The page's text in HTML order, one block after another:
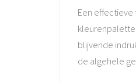
Een
blijvende
de algehele